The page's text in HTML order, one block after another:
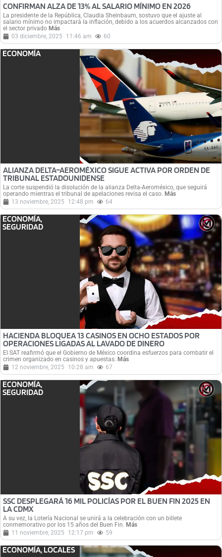
CONFIRMAN ALZA DE 13% AL SALARIO MÍNIMO EN 2026
La presidente de la República, Claudia Sheinbaum, sostuvo que el ajuste al
salario mínimo no impactará la inflación, debido a los acuerdos alcanzados con
el sector privado Más
03 diciembre, 2025
11:46 am 60
ECONOMÍA
ALIANZA DELTA–AEROMÉXICO SIGUE ACTIVA POR ORDEN DE
TRIBUNAL ESTADOUNIDENSE
La corte suspendió la disolución de la alianza Delta-Aeroméxico, que seguirá
operando mientras el tribunal de apelaciones revisa el caso. Más
13 noviembre, 2025
12:48 pm 64
ECONOMÍA,
SEGURIDAD
HACIENDA BLOQUEA 13 CASINOS EN OCHO ESTADOS POR
OPERACIONES LIGADAS AL LAVADO DE DINERO
El SAT reafirmó que el Gobierno de México coordina esfuerzos para combatir el
crimen organizado en casinos y apuestas. Más
12 noviembre, 2025
10:28 am 67
ECONOMÍA,
SEGURIDAD
SSC DESPLEGARÁ 16 MIL POLICÍAS POR EL BUEN FIN 2025 EN
LA CDMX
A su vez, la Lotería Nacional se unirá a la celebración con un billete
conmemorativo por los 15 años del Buen Fin. Más
11 noviembre, 2025
12:17 pm 59
ECONOMÍA, LOCALES